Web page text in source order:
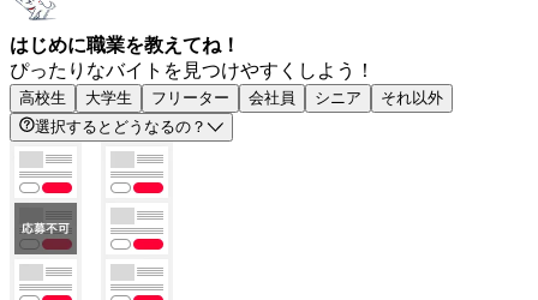
はじめに職業を教えてね！
ぴったりなバイトを見つけやすくしよう！
高校生 大学生 フリーター 会社員 シニア
それ以外
選択するとどうなるの？